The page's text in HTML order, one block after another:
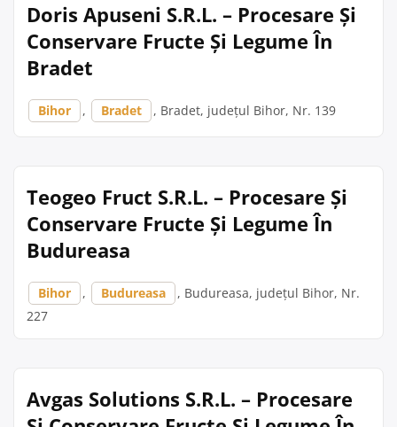
Doris Apuseni S.R.L. – Procesare Și
Conservare Fructe Și Legume În
Bradet
Bihor , Bradet , Bradet, județul Bihor, Nr. 139
Teogeo Fruct S.R.L. – Procesare Și
Conservare Fructe Și Legume În
Budureasa
Bihor , Budureasa
, Budureasa, județul Bihor, Nr.
227
Avgas Solutions S.R.L. – Procesare